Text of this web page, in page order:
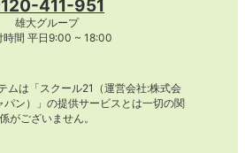
411-951
雄大グループ
時間 平日9:00 ~ 18:00
ムは「スクール21（運営会社:株式会
パン）」の提供サービスとは一切の関
係がございません。